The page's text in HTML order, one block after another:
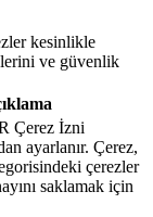
kesinlikle
ve güvenlik
Çerez İzni
ayarlanır. Çerez,
çerezler
saklamak için